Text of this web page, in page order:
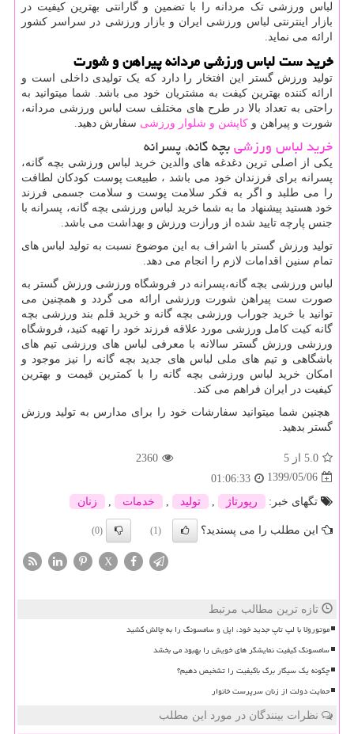
لباس ورزشی تک مردانه را با تضمین و گارانتی بهترین کیفیت در
بازار اینترنتی لباس ورزشی ایران و بازار ورزشی در سراسر کشور
ارائه می نماید.
خرید ست لباس ورزشی مردانه پیراهن و شورت
تولید ورزش گستر این افتخار را دارد که یک تولیدی داخلی است و
ارائه کننده بهترین کیفت به مشتریان خود می باشد. شما میتوانید به
راحتی به تعداد بالا در طرح های مختلف ست لباس ورزشی مردانه،
شورت و پیراهن و کاپشن و شلوار ورزشی سفارش دهید.
خرید لباس ورزشیبچه گانه، پسرانه
یکی از اصلی ترین دغدغه های والدین خرید لباس ورزشی بچه گانه،
پسرانه برای فرزندان خود می باشد ، طبیعت پوست کودکان لطافت
را می طلبد و اگر به فکر سلامت پوست و سلامت جسمی فرزند
خود هستید پیشنهاد ما به شما خرید لباس ورزشی بچه گانه، پسرانه با
جنس پارچه تایید شده از ورازت ورزش و بهداشت می باشد.
تولید ورزش گستر با اشراف به این موضوع نسبت به تولید لباس های
تمام سنین اقدامات لازم را انجام می دهد.
لباس ورزشی بچه گانه،پسرانه در فروشگاه ورزشی ورزش گستر به
صورت ست پیراهن شورت ورزشی ارائه می گردد و همچنین می
توانید با خرید جوراب ورزشی بچه گانه و خرید قلم بند ورزشی بچه
گانه کیت کامل ورزشی مورد علاقه فرزند خود را تهیه کنید، فروشگاه
ورزشی ورزش گستر سالانه با معرفی لباس های ورزشی تیم های
باشگاهی و تیم های ملی لباس های جدید بچه گانه را نیز موجود و
امکان خرید لباس ورزشی بچه گانه را با کمترین قیمت و بهترین
کیفیت در ایران فراهم می کند.
هچنین شما میتوانید سفارشات خود را برای مدارس به تولید ورزش
گستر بدهید.
5.0 از 5
2360
1399/05/06
01:06:33
تگهای خبر:
رپورتاژ تولید خدمات زنان
این مطلب را می پسندید؟ (1)
(0)
X
تازه ترین مطالب مرتبط
موتورولا با لپ تاپ جدید خود، اپل و سامسونگ را به چالش کشید
سامسونگ کیفیت نمایشگر های خویش را بهبود می بخشد
چگونه یک سیگار برگ باکیفیت را تشخیص دهیم؟
حمایت دولت از زنان سرپرست خانوار
نظرات بینندگان در مورد این مطلب